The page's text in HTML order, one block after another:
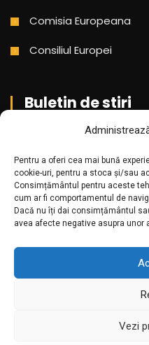
Pentru a oferi cea mai bună
cookie-uri, pentru a stoca și/sau
Consimțământul pentru aceste
cum ar fi comportamentul de
Dacă nu îți dai consimțământul
avea afecte negative asupra
Vezi
Comisia Europeana
Consiliul Europei
Buletin de stiri
Aboneaza-te pentru a
noastra!